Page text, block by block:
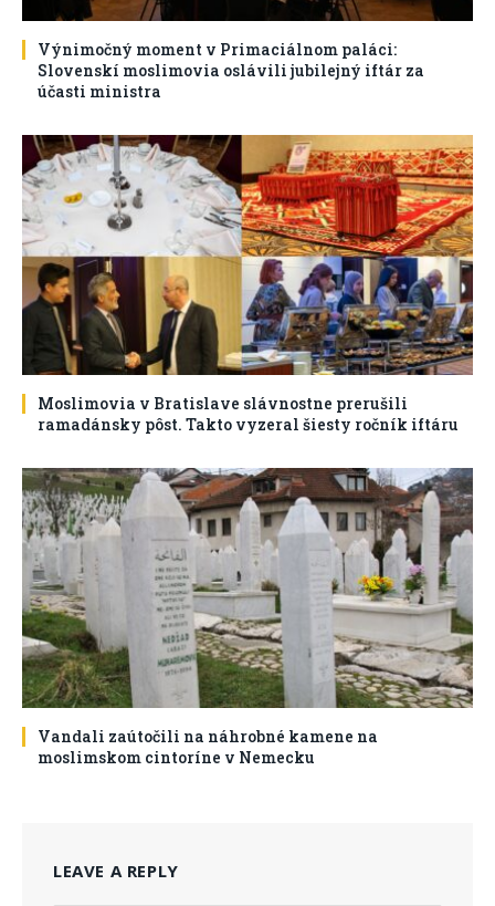
Výnimočný moment v Primaciálnom paláci:
Slovenskí moslimovia oslávili jubilejný iftár za
účasti ministra
Moslimovia v Bratislave slávnostne prerušili
ramadánsky pôst. Takto vyzeral šiesty ročník iftáru
Vandali zaútočili na náhrobné kamene na
moslimskom cintoríne v Nemecku
LEAVE A REPLY